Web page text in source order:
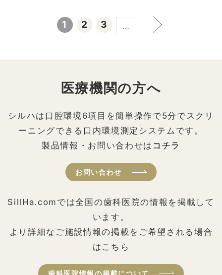
1 2 3 …
医療機関の方へ
シルハは口腔環境6項目を簡単操作で5分でスクリ
ーニングできる口内環境測定システムです。
製品情報・お問い合わせは コチラ
お問い合わせ
SillHa.comでは全国の歯科医院の情報を掲載して
います。
より詳細なご施設情報の掲載をご希望される場合
はこちら